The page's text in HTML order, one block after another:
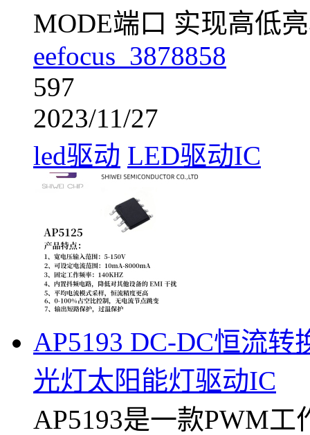
MODE端口 实现高低
eefocus_3878858
597
2023/11/27
led驱动 LED驱动IC
AP5193 DC-DC恒流
光灯太阳能灯驱动IC
AP5193是一款PWM